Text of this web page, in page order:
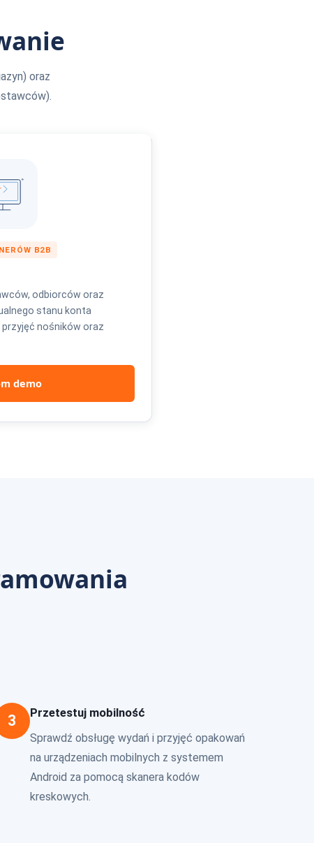
oraz
B2B
odbiorców oraz
stanu konta
nośników oraz
demo
3 Przetestuj mobilność
Sprawdź obsługę wydań i przyjęć opakowań
na urządzeniach mobilnych z systemem
Android za pomocą skanera kodów
kreskowych.